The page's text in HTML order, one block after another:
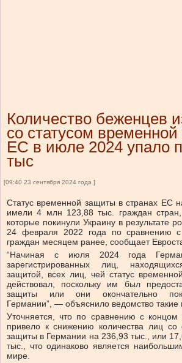
Количество беженцев
со статусом
ЕС в июле 2024 упало
тыс
[09:40 23 сентября 2024 года ]
Статус временной защиты в странах ЕС
имели 4 млн 123,88 тыс. граждан
которые покинули Украину в результате
24 февраля 2022 года по сравнению
граждан месяцем ранее, сообщает
“Начиная с июля 2024 года
зарегистрированных лиц,
защитой, всех лиц, чей статус
действовал, поскольку им был
защиты или они окончательно
Германии”, — объяснило ведомство такие
Уточняется, что по сравнению с
привело к снижению количества лиц со
защиты в Германии на 236,93 тыс., или
тыс., что одинаково является
мире.